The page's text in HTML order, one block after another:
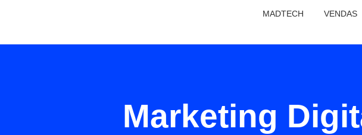
MADTECH VENDAS
Marketing